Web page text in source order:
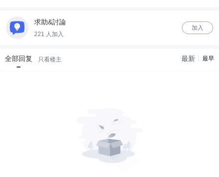
求助&討論
221 人加入
加入
全部回复 只看楼主 最新 最早